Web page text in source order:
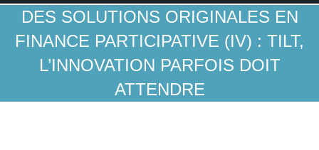
DES SOLUTIONS ORIGINALES EN
FINANCE PARTICIPATIVE (IV) : TILT,
L’INNOVATION PARFOIS DOIT
ATTENDRE